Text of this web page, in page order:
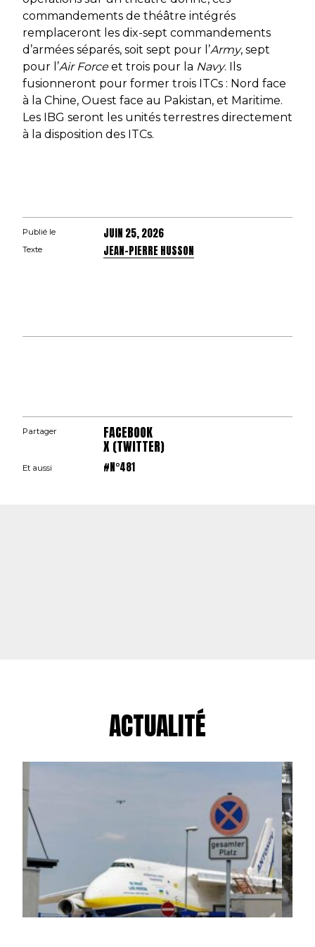
commandements de théâtre intégrés
remplaceront les dix-sept commandements
d’armées séparés, soit sept pour l’Army, sept
pour l’Air Forceet trois pour la Navy. Ils
fusionneront pour former trois ITCs : Nord face
à la Chine, Ouest face au Pakistan, et Maritime.
Les IBG seront les unités terrestres directement
à la disposition des ITCs.
Publié le JUIN 25, 2026
Texte JEAN-PIERRE HUSSON
Partager FACEBOOK
X (TWITTER)
Et aussi #N°481
ACTUALITÉ